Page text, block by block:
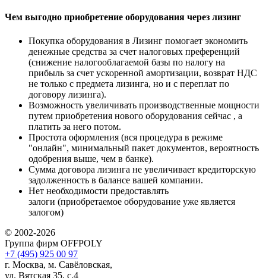
Чем выгодно приобретение оборудования через лизинг
Покупка оборудования в Лизинг помогает экономить
денежные средства за счет налоговых преференций
(снижение налогооблагаемой базы по налогу на
прибыль за счет ускоренной амортизации, возврат НДС
не только с предмета лизинга, но и с переплат по
договору лизинга).
Возможность увеличивать производственные мощности
путем приобретения нового оборудования сейчас , а
платить за него потом.
Простота оформления (вся процедура в режиме
"онлайн", минимальный пакет документов, вероятность
одобрения выше, чем в банке).
Сумма договора лизинга не увеличивает кредиторскую
задолженность в балансе вашей компании.
Нет необходимости предоставлять
залоги (приобретаемое оборудование уже является
залогом)
© 2002-2026
Группа фирм OFFPOLY
+7 (495) 925 00 97
г. Москва, м. Савёловская,
ул. Вятская 35, с.4